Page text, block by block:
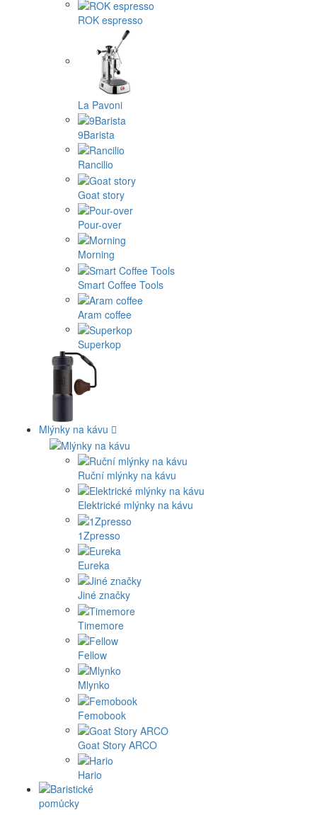
ROK espresso
La Pavoni
9Barista
Rancilio
Goat story
Pour-over
Morning
Smart Coffee Tools
Aram coffee
Superkop
Mlýnky na kávu
Ruční mlýnky na kávu
Elektrické mlýnky na kávu
1Zpresso
Eureka
Jiné značky
Timemore
Fellow
Mlynko
Femobook
Goat Story ARCO
Hario